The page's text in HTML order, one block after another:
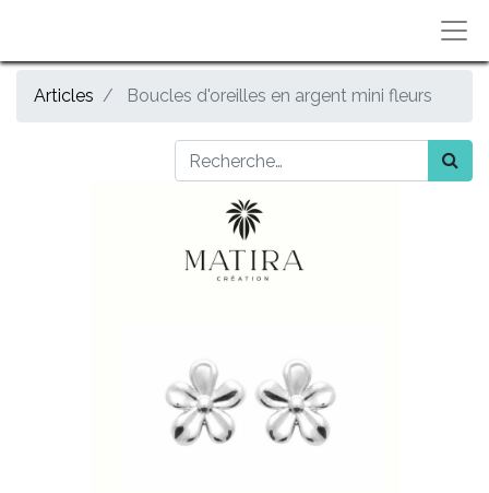
Articles Boucles d'oreilles en argent mini fleurs